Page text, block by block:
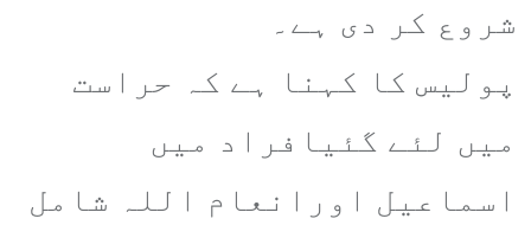
شروع کر دی ہے۔
پولیس کا کہنا ہے کہ حراست
میں لئے گئیافراد میں
اسماعیل اورانعام اللہ شامل